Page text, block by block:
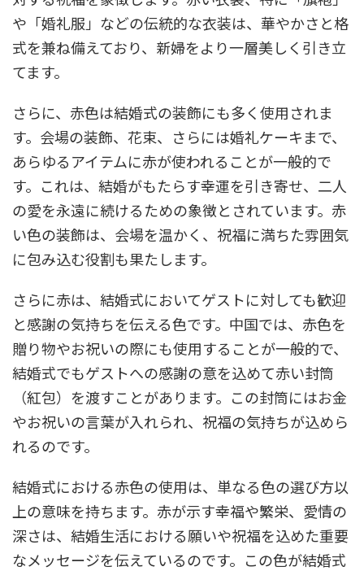
や「婚礼服」などの伝統的な衣装は、華やかさと格
式を兼ね備えており、新婦をより一層美しく引き立
てます。
さらに、赤色は結婚式の装飾にも多く使用されま
す。会場の装飾、花束、さらには婚礼ケーキまで、
あらゆるアイテムに赤が使われることが一般的で
す。これは、結婚がもたらす幸運を引き寄せ、二人
の愛を永遠に続けるための象徴とされています。赤
い色の装飾は、会場を温かく、祝福に満ちた雰囲気
に包み込む役割も果たします。
さらに赤は、結婚式においてゲストに対しても歓迎
と感謝の気持ちを伝える色です。中国では、赤色を
贈り物やお祝いの際にも使用することが一般的で、
結婚式でもゲストへの感謝の意を込めて赤い封筒
（紅包）を渡すことがあります。この封筒にはお金
やお祝いの言葉が入れられ、祝福の気持ちが込めら
れるのです。
結婚式における赤色の使用は、単なる色の選び方以
上の意味を持ちます。赤が示す幸福や繁栄、愛情の
深さは、結婚生活における願いや祝福を込めた重要
なメッセージを伝えているのです。この色が結婚式